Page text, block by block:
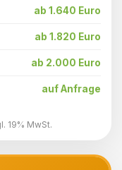
ab 1.640 Euro
ab 1.820 Euro
ab 2.000 Euro
auf Anfrage
19% MwSt.